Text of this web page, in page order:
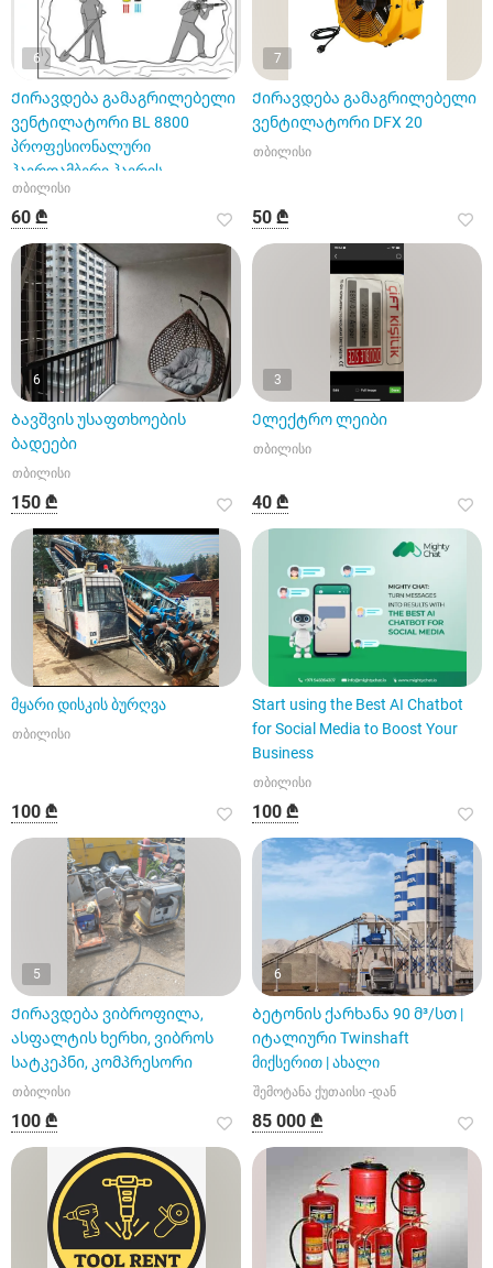
6
Ქირავდება გამაგრილებელი
ვენტილატორი BL 8800
პროფესიონალური
ჰაერდამბერი ჰაერის
ცირკულატორი
თბილისი
60 ₾
7
Ქირავდება გამაგრილებელი
ვენტილატორი DFX 20
თბილისი
50 ₾
6
Ბავშვის უსაფთხოების
ბადეები
თბილისი
150 ₾
3
Ელექტრო ლეიბი
თბილისი
40 ₾
მყარი დისკის ბურღვა
თბილისი
100 ₾
Start using the Best AI Chatbot
for Social Media to Boost Your
Business
თბილისი
100 ₾
5
Ქირავდება ვიბროფილა,
ასფალტის ხერხი, ვიბროს
სატკეპნი, კომპრესორი
თბილისი
100 ₾
6
Ბეტონის ქარხანა 90 მ³/სთ |
იტალიური Twinshaft
მიქსერით | ახალი
შემოტანა ქუთაისი -დან
85 000 ₾